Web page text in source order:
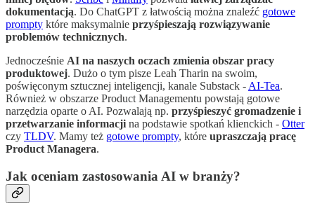
dokumentacją. Do ChatGPT z łatwością można znaleźć gotowe
prompty które maksymalnie przyśpieszają rozwiązywanie
problemów technicznych.
Jednocześnie AI na naszych oczach zmienia obszar pracy
produktowej. Dużo o tym pisze Leah Tharin na swoim,
poświęconym sztucznej inteligencji, kanale Substack - AI-Tea.
Również w obszarze Product Managementu powstają gotowe
narzędzia oparte o AI. Pozwalają np. przyśpieszyć gromadzenie i
przetwarzanie informacji na podstawie spotkań klienckich - Otter
czy TLDV. Mamy też gotowe prompty, które upraszczają pracę
Product Managera.
Jak oceniam zastosowania AI w branży?